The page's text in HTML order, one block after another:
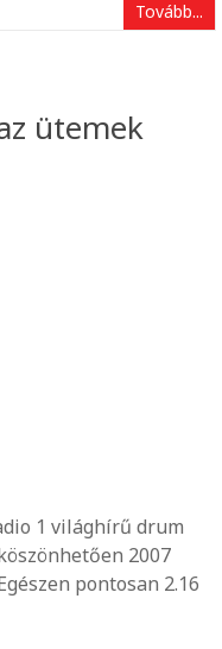
Tovább...
ütemek
1 világhírű drum
2007
pontosan 2.16